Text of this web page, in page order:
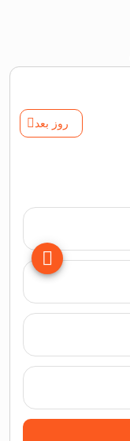
روز بعد